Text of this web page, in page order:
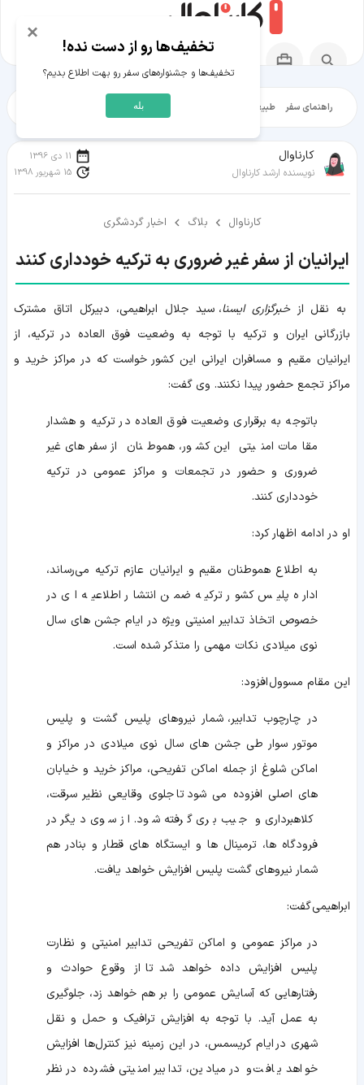
راهنمای سفر طبیعت‌گردی شهرگردی
کارناوال
نویسنده ارشد کارناوال
11 دی 1396
15 شهریور 1398
کارناوال بلاگ اخبار گردشگری
ایرانیان از سفر غیر ضروری به ترکیه خودداری کنند
به نقل ازخبرگزاری ایسنا، سید جلال ابراهیمی، دبیرکل اتاق مشترک
بازرگانی ایران و ترکیه با توجه به وضعیت فوق العاده در ترکیه، از
ایرانیان مقیم و مسافران ایرانی این کشور خواست که در مراکز خرید و
مراکز تجمع حضور پیدا نکنند. وی گفت:
باتوجه به برقراری وضعیت فوق العاده در ترکیه و هشدار
مقامات امنیتی این کشور، هموطنان از سفرهای غیر
ضروری و حضور در تجمعات و مراکز عمومی در ترکیه
خودداری کنند.
او در ادامه اظهار کرد:
به اطلاع هموطنان مقیم و ایرانیان عازم ترکیه می‌رساند،
اداره پلیس کشور ترکیه ضمن انتشار اطلاعیه ای در
خصوص اتخاذ تدابیر امنیتی ویژه در ایام جشن های سال
نوی میلادی نکات مهمی را متذکر شده است.
این مقام مسوول افزود:
در چارچوب تدابیر، شمار نیروهای پلیس گشت و پلیس
موتور سوار طی جشن های سال نوی میلادی در مراکز و
اماکن شلوغ از جمله اماکن تفریحی، مراکز خرید و خیابان
های اصلی افزوده می شود تا جلوی وقایعی نظیر سرقت،
کلاهبرداری و جیب بری گرفته شود. از سوی دیگر در
فرودگاه ها، ترمینال ها و ایستگاه های قطار و بنادر هم
شمار نیروهای گشت پلیس افزایش خواهد یافت.
ابراهیمی گفت:
در مراکز عمومی و اماکن تفریحی تدابیر امنیتی و نظارت
پلیس افزایش داده خواهد شد تا از وقوع حوادث و
رفتارهایی که آسایش عمومی را بر هم خواهد زد، جلوگیری
به عمل آید. با توجه به افزایش ترافیک و حمل و نقل
شهری در ایام کریسمس، در این زمینه نیز کنترل‌ها افزایش
خواهد یافت و در میادین، تدابیر امنیتی فشرده در نظر
×
تخفیف‌ها رو از دست نده!
تخفیف‌ها و جشنواره‌های سفر رو بهت اطلاع بدیم؟
بله